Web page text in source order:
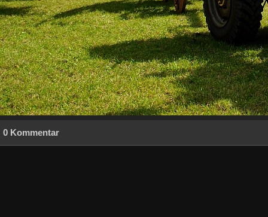
0 Kommentar